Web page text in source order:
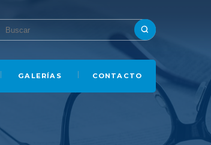
GALERÍAS CONTACTO